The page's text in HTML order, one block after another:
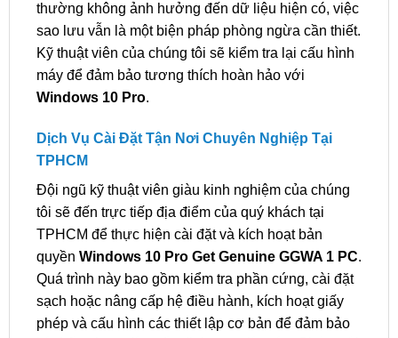
thường không ảnh hưởng đến dữ liệu hiện có, việc
sao lưu vẫn là một biện pháp phòng ngừa cần thiết.
Kỹ thuật viên của chúng tôi sẽ kiểm tra lại cấu hình
máy để đảm bảo tương thích hoàn hảo với
Windows 10 Pro.
Dịch Vụ Cài Đặt Tận Nơi Chuyên Nghiệp Tại
TPHCM
Đội ngũ kỹ thuật viên giàu kinh nghiệm của chúng
tôi sẽ đến trực tiếp địa điểm của quý khách tại
TPHCM để thực hiện cài đặt và kích hoạt bản
quyền Windows 10 Pro Get Genuine GGWA 1 PC.
Quá trình này bao gồm kiểm tra phần cứng, cài đặt
sạch hoặc nâng cấp hệ điều hành, kích hoạt giấy
phép và cấu hình các thiết lập cơ bản để đảm bảo